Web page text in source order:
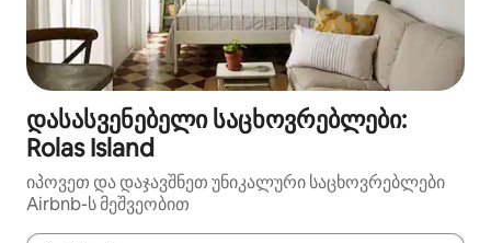
დასასვენებელი საცხოვრებლები:
Rolas Island
იპოვეთ და დაჯავშნეთ უნიკალური საცხოვრებლები
Airbnb-ს მეშვეობით